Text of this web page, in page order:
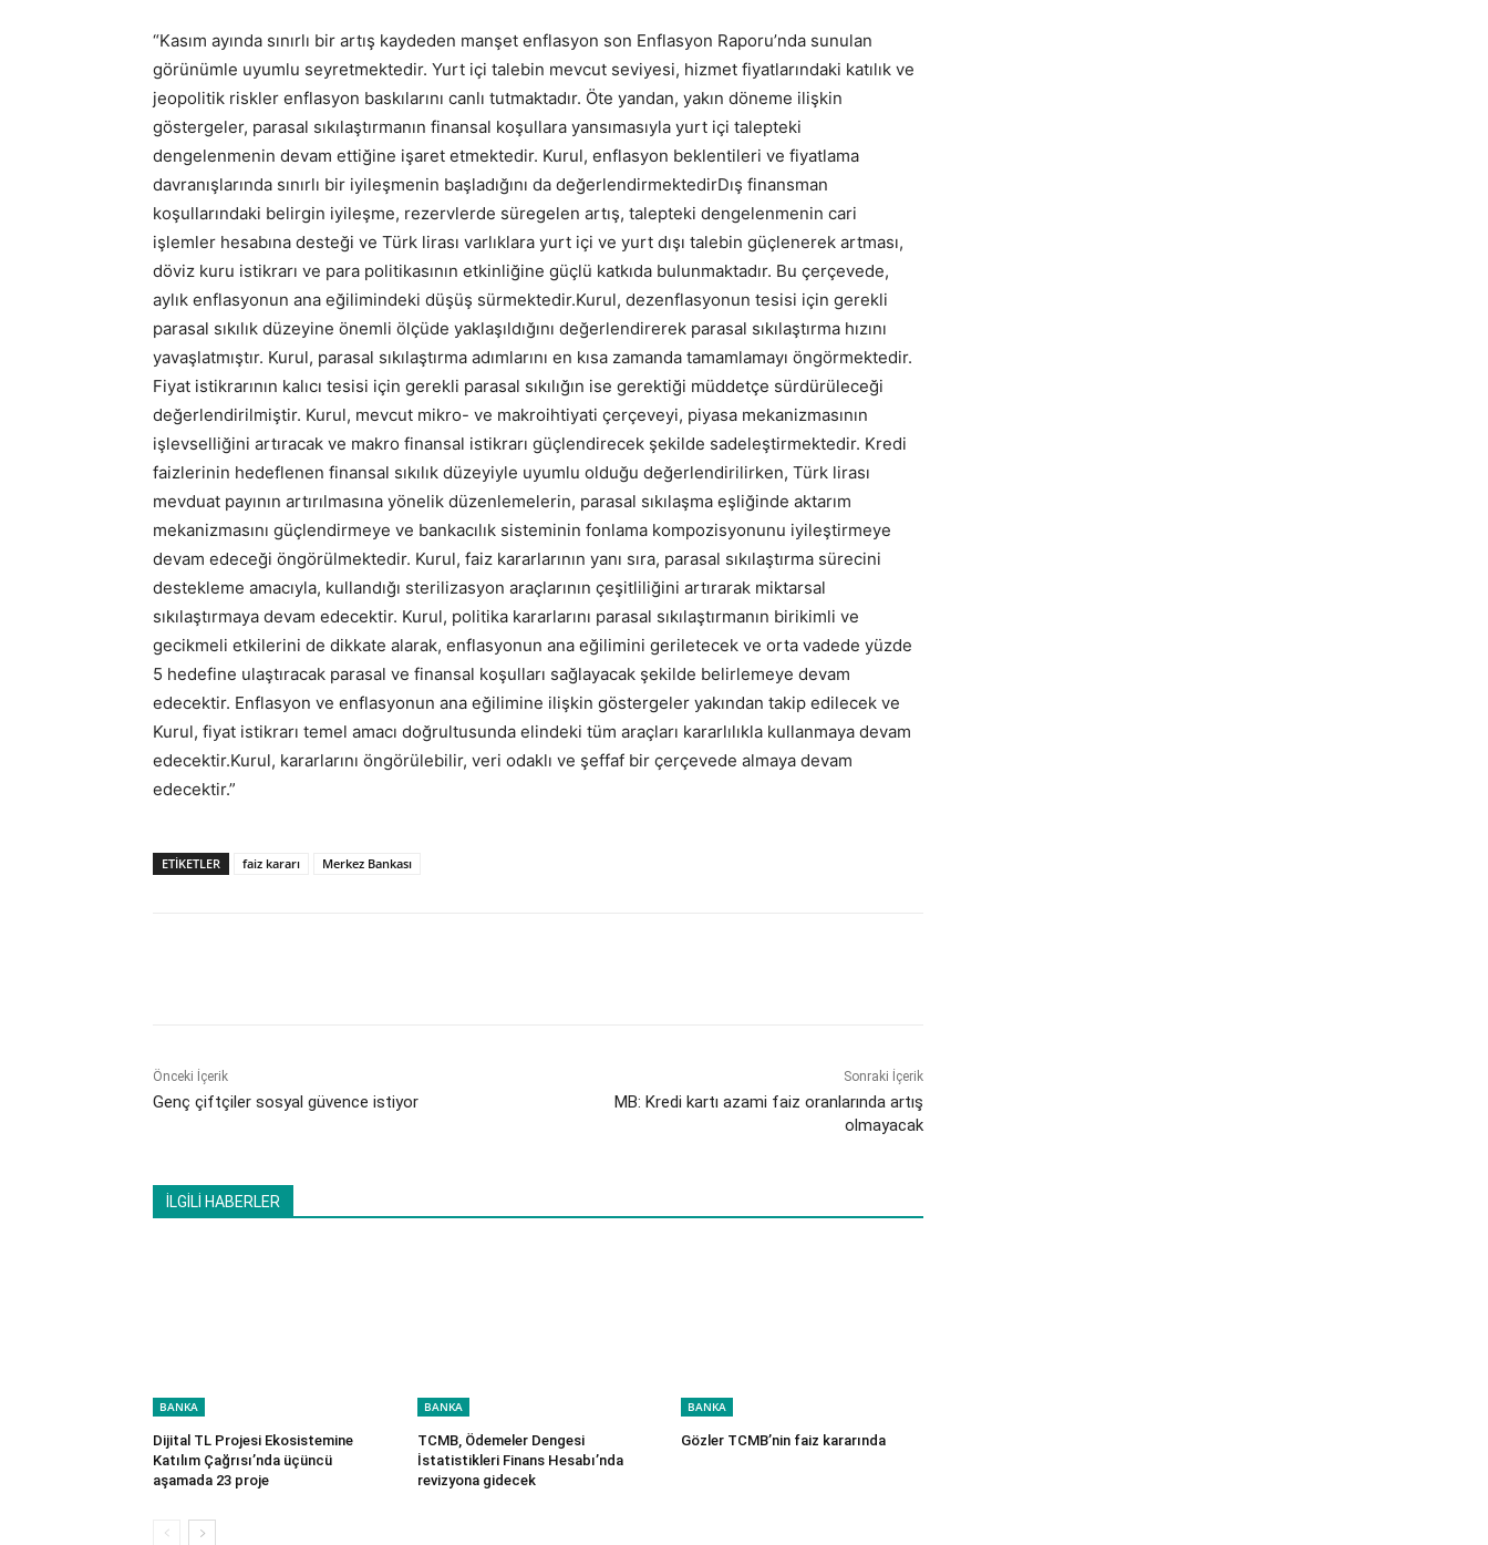
“Kasım ayında sınırlı bir artış kaydeden manşet enflasyon son Enflasyon Raporu’nda sunulan
görünümle uyumlu seyretmektedir. Yurt içi talebin mevcut seviyesi, hizmet fiyatlarındaki katılık ve
jeopolitik riskler enflasyon baskılarını canlı tutmaktadır. Öte yandan, yakın döneme ilişkin
göstergeler, parasal sıkılaştırmanın finansal koşullara yansımasıyla yurt içi talepteki
dengelenmenin devam ettiğine işaret etmektedir. Kurul, enflasyon beklentileri ve fiyatlama
davranışlarında sınırlı bir iyileşmenin başladığını da değerlendirmektedirDış finansman
koşullarındaki belirgin iyileşme, rezervlerde süregelen artış, talepteki dengelenmenin cari
işlemler hesabına desteği ve Türk lirası varlıklara yurt içi ve yurt dışı talebin güçlenerek artması,
döviz kuru istikrarı ve para politikasının etkinliğine güçlü katkıda bulunmaktadır. Bu çerçevede,
aylık enflasyonun ana eğilimindeki düşüş sürmektedir.Kurul, dezenflasyonun tesisi için gerekli
parasal sıkılık düzeyine önemli ölçüde yaklaşıldığını değerlendirerek parasal sıkılaştırma hızını
yavaşlatmıştır. Kurul, parasal sıkılaştırma adımlarını en kısa zamanda tamamlamayı öngörmektedir.
Fiyat istikrarının kalıcı tesisi için gerekli parasal sıkılığın ise gerektiği müddetçe sürdürüleceği
değerlendirilmiştir. Kurul, mevcut mikro- ve makroihtiyati çerçeveyi, piyasa mekanizmasının
işlevselliğini artıracak ve makro finansal istikrarı güçlendirecek şekilde sadeleştirmektedir. Kredi
faizlerinin hedeflenen finansal sıkılık düzeyiyle uyumlu olduğu değerlendirilirken, Türk lirası
mevduat payının artırılmasına yönelik düzenlemelerin, parasal sıkılaşma eşliğinde aktarım
mekanizmasını güçlendirmeye ve bankacılık sisteminin fonlama kompozisyonunu iyileştirmeye
devam edeceği öngörülmektedir. Kurul, faiz kararlarının yanı sıra, parasal sıkılaştırma sürecini
destekleme amacıyla, kullandığı sterilizasyon araçlarının çeşitliliğini artırarak miktarsal
sıkılaştırmaya devam edecektir. Kurul, politika kararlarını parasal sıkılaştırmanın birikimli ve
gecikmeli etkilerini de dikkate alarak, enflasyonun ana eğilimini geriletecek ve orta vadede yüzde
5 hedefine ulaştıracak parasal ve finansal koşulları sağlayacak şekilde belirlemeye devam
edecektir. Enflasyon ve enflasyonun ana eğilimine ilişkin göstergeler yakından takip edilecek ve
Kurul, fiyat istikrarı temel amacı doğrultusunda elindeki tüm araçları kararlılıkla kullanmaya devam
edecektir.Kurul, kararlarını öngörülebilir, veri odaklı ve şeffaf bir çerçevede almaya devam
edecektir.”
ETİKETLER faiz kararı Merkez Bankası
Önceki İçerik
Genç çiftçiler sosyal güvence istiyor
Sonraki İçerik
MB: Kredi kartı azami faiz oranlarında artış
olmayacak
İLGİLİ HABERLER
BANKA
Dijital TL Projesi Ekosistemine
Katılım Çağrısı’nda üçüncü
aşamada 23 proje
BANKA
TCMB, Ödemeler Dengesi
İstatistikleri Finans Hesabı’nda
revizyona gidecek
BANKA
Gözler TCMB’nin faiz kararında